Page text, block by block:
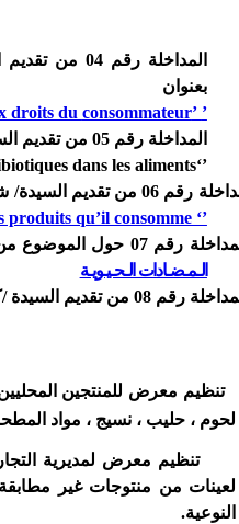
المداخلة رقم
بعنوان
’
droits du consommateur’
المداخلة رقم 05 من تقديم السيدة/رمضاني طبيبة بيطرية بمديرية المصالح الفلاحية بعنوان
dans les aliments ‘’‘’
رقم 06 من تقديم السيدة/
qu’il consomme ‘’
رقم 07 حول الموضوع من تقديم السيد/ لزهر بلخضر رئيس جمعية البياطرة تحت عن
الـمـضـادات الـحـيـويـة
رقم 08 من تقديم السيدة /كروم ليلى طبيبة بمديرية الصحة لولاية ميلة بعنوان "
لحوم ، حليب ، نسيج ، مواد
تنظيم معرض لمديرية
لعينات من منتوجات غير
النوعية.